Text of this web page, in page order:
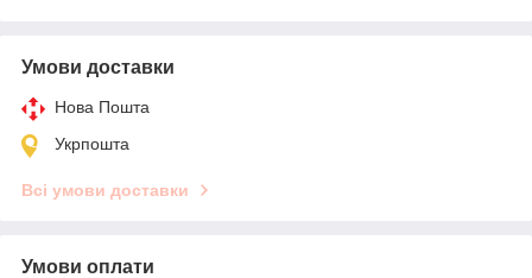
Умови доставки
Нова Пошта
Укрпошта
Всі умови доставки
Умови оплати